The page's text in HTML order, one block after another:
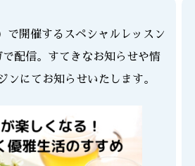
で開催するスペシャルレッスン
配信。すてきなお知らせや情
ンにてお知らせいたします。